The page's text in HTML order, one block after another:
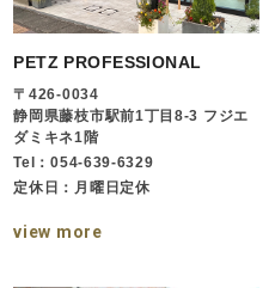
PETZ PROFESSIONAL
〒426-0034
静岡県藤枝市駅前1丁目8-3 フジエ
ダミキネ1階
Tel：054-639-6329
定休日：月曜日定休
view more